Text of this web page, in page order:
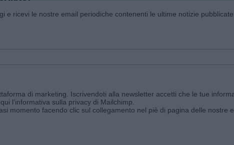
e ricevi le nostre email periodiche contenenti le ultime notizie
di marketing. Iscrivendoti alla newsletter accetti che le tue
l'informativa sulla privacy di Mailchimp
momento facendo clic sul collegamento nel piè di pagina delle nostre